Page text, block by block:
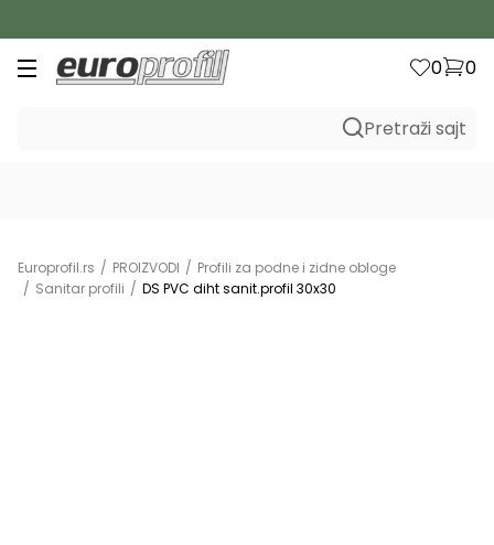
Pretraži sajt
0 0
Europrofil.rs PROIZVODI
Profili za podne i zidne obloge
Sanitar profili
DS PVC diht sanit.profil 30x30